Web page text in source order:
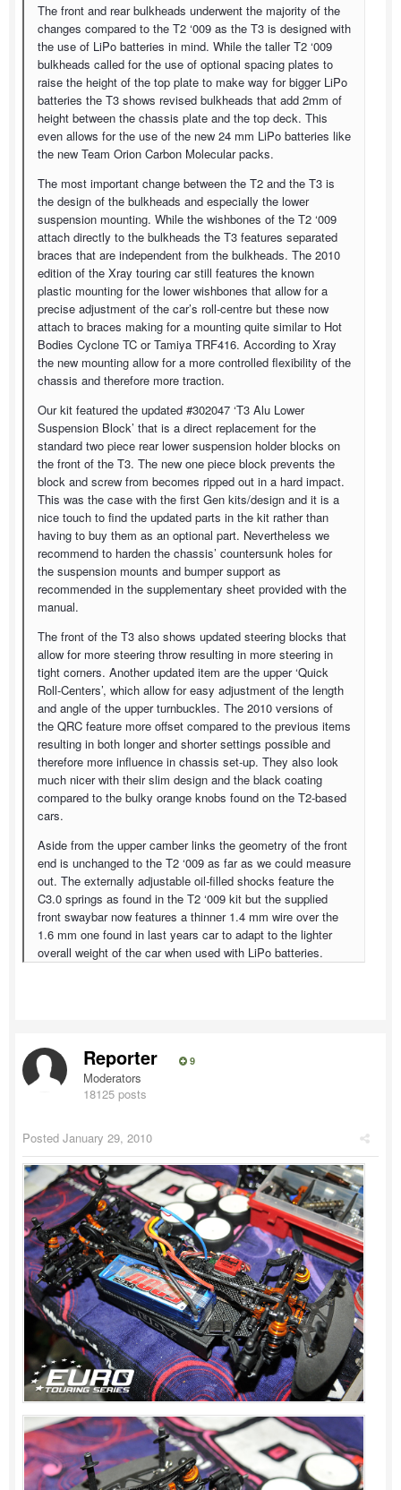
The front and rear bulkheads underwent the majority of the
changes compared to the T2 ‘009 as the T3 is designed with
the use of LiPo batteries in mind. While the taller T2 ‘009
bulkheads called for the use of optional spacing plates to
raise the height of the top plate to make way for bigger LiPo
batteries the T3 shows revised bulkheads that add 2mm of
height between the chassis plate and the top deck. This
even allows for the use of the new 24 mm LiPo batteries like
the new Team Orion Carbon Molecular packs.
The most important change between the T2 and the T3 is
the design of the bulkheads and especially the lower
suspension mounting. While the wishbones of the T2 ‘009
attach directly to the bulkheads the T3 features separated
braces that are independent from the bulkheads. The 2010
edition of the Xray touring car still features the known
plastic mounting for the lower wishbones that allow for a
precise adjustment of the car’s roll-centre but these now
attach to braces making for a mounting quite similar to Hot
Bodies Cyclone TC or Tamiya TRF416. According to Xray
the new mounting allow for a more controlled flexibility of the
chassis and therefore more traction.
Our kit featured the updated #302047 ‘T3 Alu Lower
Suspension Block’ that is a direct replacement for the
standard two piece rear lower suspension holder blocks on
the front of the T3. The new one piece block prevents the
block and screw from becomes ripped out in a hard impact.
This was the case with the first Gen kits/design and it is a
nice touch to find the updated parts in the kit rather than
having to buy them as an optional part. Nevertheless we
recommend to harden the chassis’ countersunk holes for
the suspension mounts and bumper support as
recommended in the supplementary sheet provided with the
manual.
The front of the T3 also shows updated steering blocks that
allow for more steering throw resulting in more steering in
tight corners. Another updated item are the upper ‘Quick
Roll-Centers’, which allow for easy adjustment of the length
and angle of the upper turnbuckles. The 2010 versions of
the QRC feature more offset compared to the previous items
resulting in both longer and shorter settings possible and
therefore more influence in chassis set-up. They also look
much nicer with their slim design and the black coating
compared to the bulky orange knobs found on the T2-based
cars.
Aside from the upper camber links the geometry of the front
end is unchanged to the T2 ‘009 as far as we could measure
out. The externally adjustable oil-filled shocks feature the
C3.0 springs as found in the T2 ‘009 kit but the supplied
front swaybar now features a thinner 1.4 mm wire over the
1.6 mm one found in last years car to adapt to the lighter
overall weight of the car when used with LiPo batteries.
Reporter 9
Moderators
18125 posts
Posted January 29, 2010